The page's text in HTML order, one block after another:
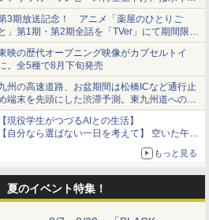
ョーツは1990円に
3期放送記念！ アニメ「薬屋のひとりご
」第1期・第2期全話を「TVer」にて期間限定
順次無料配信開始
映の歴代オープニング映像がカプセルトイ
。全5種で8月下旬発売
州の高速道路、お盆期間は松橋ICなど通行止
端末を先頭にした渋滞予測。東九州道への迂
は料金調整を実施
現役学生がつづるAIとの生活】
自分なら選ばない一日を考えて】 空いた午後
チャッピーに捧げたら、思わぬ絶景に出会っ
もっと見る
夏のイベント特集！